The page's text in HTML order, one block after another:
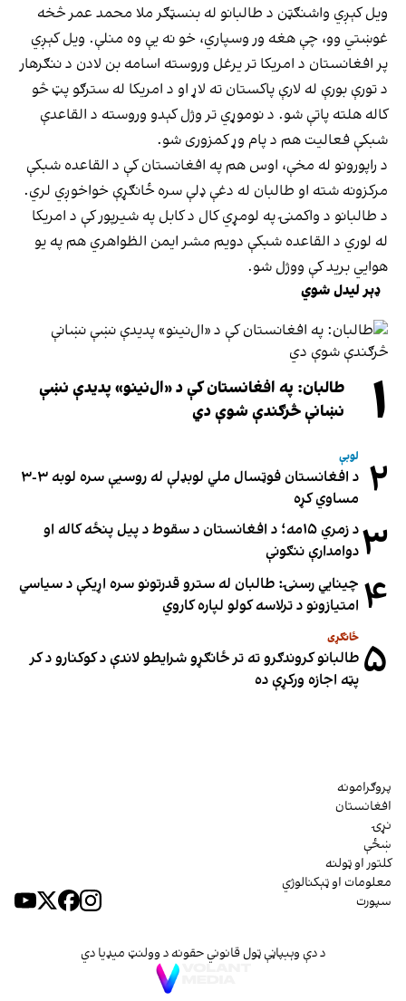
ویل کېږي واشنګټن د طالبانو له بنسټګر ملا محمد عمر څخه
غوښتي وو، چې هغه ور وسپاري، خو نه یې وه منلې. ویل کېږي
پر افغانستان د امریکا تر یرغل وروسته اسامه بن لادن د ننګرهار
د تورې بورې له لارې پاکستان ته لاړ او د امریکا له سترګو پټ څو
کاله هلته پاتې شو. د نوموړي تر وژل کېدو وروسته د القاعدې
شبکې فعالیت هم د پام وړ کمزوری شو.
د راپورونو له مخې، اوس هم په افغانستان کې د القاعده شبکې
مرکزونه شته او طالبان له دغې ډلې سره ځانګړې خواخوږي لري.
د طالبانو د واکمنۍ په لومړي کال د کابل په شیرپور کې د امریکا
له لوري د القاعده شبکې دویم مشر ایمن الظواهري هم په یو
هوایي برید کې ووژل شو.
ډېر لیدل شوي
۱
طالبان: په افغانستان کې د «ال‌نینو» پدیدې نښې
نښانې څرګندې شوې دي
۲ لوبې
د افغانستان فوټسال ملي لوبډلې له روسیې سره لوبه ۳-۳
مساوي کړه
۳
د زمري ۱۵مه؛ د افغانستان د سقوط د پیل پنځه کاله او
دوامدارې ننګونې
۴ چینایي رسنۍ: طالبان له سترو قدرتونو سره اړیکې د سیاسي
امتیازونو د ترلاسه کولو لپاره کاروي
۵ ځانګړی
طالبانو کروندګرو ته تر ځانګړو شرایطو لاندې د کوکنارو د کر
پټه اجازه ورکړې ده
پروګرامونه
افغانستان
نړۍ
ښځې
کلتور او ټولنه
معلومات او ټېکنالوژي
سپورت
د دې وېبپاڼې ټول قانوني حقونه د وولنټ میډیا دي